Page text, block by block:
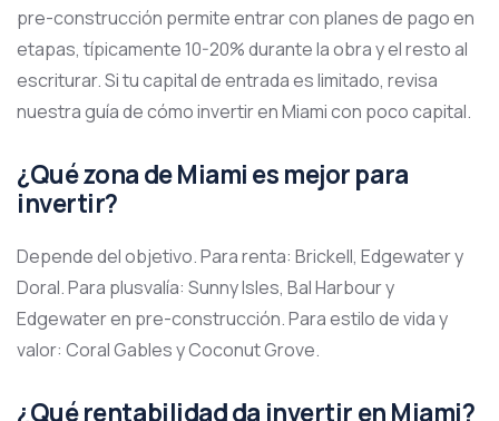
pre-construcción permite entrar con planes de pago en
etapas, típicamente 10-20% durante la obra y el resto al
escriturar. Si tu capital de entrada es limitado, revisa
nuestra guía de cómo invertir en Miami con poco capital.
¿Qué zona de Miami es mejor para
invertir?
Depende del objetivo. Para renta: Brickell, Edgewater y
Doral. Para plusvalía: Sunny Isles, Bal Harbour y
Edgewater en pre-construcción. Para estilo de vida y
valor: Coral Gables y Coconut Grove.
¿Qué rentabilidad da invertir en Miami?